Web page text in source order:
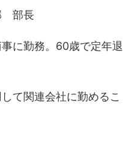
部長
に勤務。60歳で定年退
て関連会社に勤めるこ